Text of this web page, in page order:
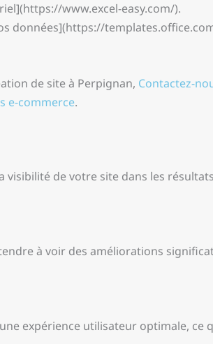
www.excel-easy.com/).
données](https://
de site à Perpignan, Contactez-
e-commerce.
visibilité de votre site dans les
à voir des améliorations
expérience utilisateur optimale, ce